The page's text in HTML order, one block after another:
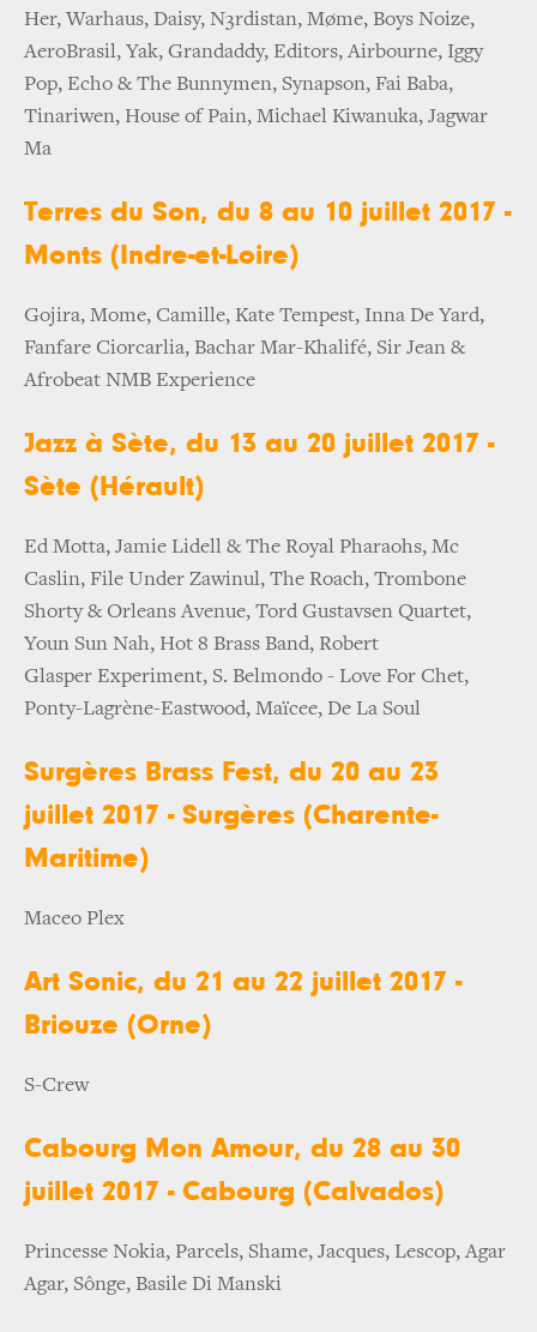
Her, Warhaus, Daisy, N3rdistan, Møme, Boys Noize,
AeroBrasil, Yak, Grandaddy, Editors, Airbourne, Iggy
Pop, Echo & The Bunnymen, Synapson, Fai Baba,
Tinariwen, House of Pain, Michael Kiwanuka, Jagwar
Ma
Terres du Son, du 8 au 10 juillet 2017 -
Monts (Indre-et-Loire)
Gojira, Mome, Camille, Kate Tempest, Inna De Yard,
Fanfare Ciorcarlia, Bachar Mar-Khalifé, Sir Jean &
Afrobeat NMB Experience
Jazz à Sète, du 13 au 20 juillet 2017 -
Sète (Hérault)
Ed Motta, Jamie Lidell & The Royal Pharaohs, Mc
Caslin, File Under Zawinul, The Roach, Trombone
Shorty & Orleans Avenue, Tord Gustavsen Quartet,
Youn Sun Nah, Hot 8 Brass Band, Robert
Glasper Experiment, S. Belmondo - Love For Chet,
Ponty-Lagrène-Eastwood, Maïcee, De La Soul
Surgères Brass Fest, du 20 au 23
juillet 2017 - Surgères (Charente-
Maritime)
Maceo Plex
Art Sonic, du 21 au 22 juillet 2017 -
Briouze (Orne)
S-Crew
Cabourg Mon Amour, du 28 au 30
juillet 2017 - Cabourg (Calvados)
Princesse Nokia, Parcels, Shame, Jacques, Lescop, Agar
Agar, Sônge, Basile Di Manski